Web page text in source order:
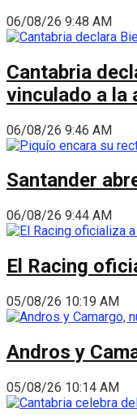
06/08/26 9:48 AM
Cantabria
vinculado a la
06/08/26 9:46 AM
Santander
06/08/26 9:44 AM
El Racing
05/08/26 10:19 AM
Andros y
05/08/26 10:14 AM